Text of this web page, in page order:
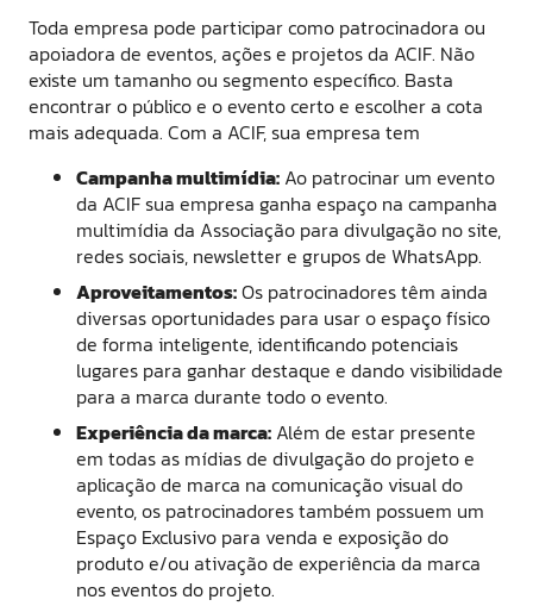
Toda empresa pode participar como patrocinadora ou
apoiadora de eventos, ações e projetos da ACIF. Não
existe um tamanho ou segmento específico. Basta
encontrar o público e o evento certo e escolher a cota
mais adequada. Com a ACIF, sua empresa tem
Campanha multimídia: Ao patrocinar um evento
da ACIF sua empresa ganha espaço na campanha
multimídia da Associação para divulgação no site,
redes sociais, newsletter e grupos de WhatsApp.
Aproveitamentos:Os patrocinadores têm ainda
diversas oportunidades para usar o espaço físico
de forma inteligente, identificando potenciais
lugares para ganhar destaque e dando visibilidade
para a marca durante todo o evento.
Experiência da marca: Além de estar presente
em todas as mídias de divulgação do projeto e
aplicação de marca na comunicação visual do
evento, os patrocinadores também possuem um
Espaço Exclusivo para venda e exposição do
produto e/ou ativação de experiência da marca
nos eventos do projeto.